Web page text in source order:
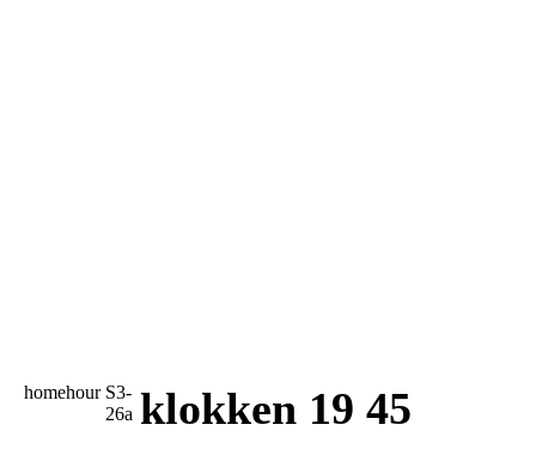
homehour S3-
26a klokken 19 45